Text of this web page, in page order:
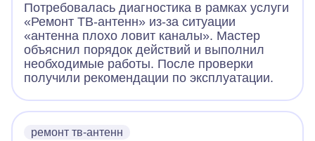
Потребовалась диагностика в рамках услуги
«Ремонт ТВ-антенн» из-за ситуации
«антенна плохо ловит каналы». Мастер
объяснил порядок действий и выполнил
необходимые работы. После проверки
получили рекомендации по эксплуатации.
ремонт тв-антенн